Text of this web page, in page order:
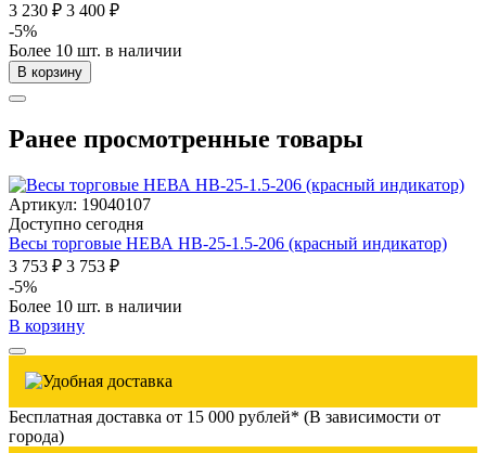
3 230 ₽ 3 400 ₽
-5%
Более 10 шт. в наличии
В корзину
Ранее просмотренные товары
Артикул: 19040107
Доступно сегодня
Весы торговые НЕВА НВ-25-1.5-206 (красный индикатор)
3 753 ₽ 3 753 ₽
-5%
Более 10 шт. в наличии
В корзину
Бесплатная доставка от 15 000 рублей* (В зависимости от
города)